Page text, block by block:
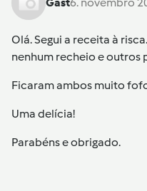
Olá. Segui a receita à
nenhum recheio e outros
Ficaram ambos muito
Uma delícia!
Parabéns e obrigado.